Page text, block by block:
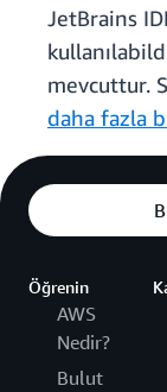
JetBrains
mevcuttur.
daha fazla
Öğrenin
AWS
Nedir?
Bulut